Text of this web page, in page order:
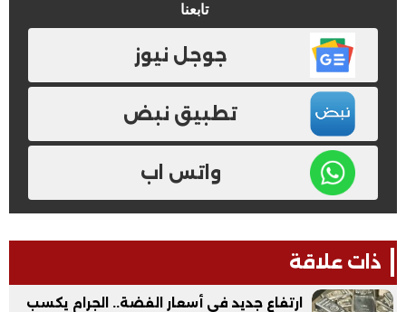
تابعنا
جوجل نيوز
تطبيق نبض
واتس اب
ذات علاقة
ارتفاع جديد في أسعار الفضة.. الجرام يكسب